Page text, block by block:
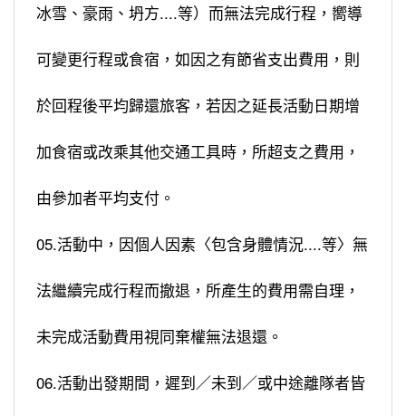
冰雪、豪雨、坍方....等）而無法完成行程，嚮導
可變更行程或食宿，如因之有節省支出費用，則
於回程後平均歸還旅客，若因之延長活動日期增
加食宿或改乘其他交通工具時，所超支之費用，
由參加者平均支付。
05.活動中，因個人因素〈包含身體情況....等〉無
法繼續完成行程而撤退，所產生的費用需自理，
未完成活動費用視同棄權無法退還。
06.活動出發期間，遲到／未到／或中途離隊者皆